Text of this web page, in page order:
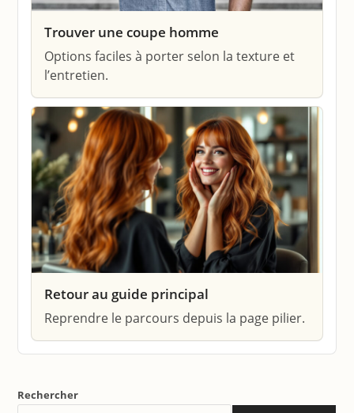
Trouver une coupe homme
Options faciles à porter selon la texture et
l’entretien.
Retour au guide principal
Reprendre le parcours depuis la page pilier.
Rechercher